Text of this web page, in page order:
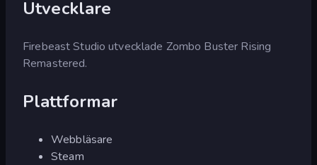
Utvecklare
Firebeast Studio utvecklade Zombo Buster Rising
Remastered.
Plattformar
Webbläsare
Steam